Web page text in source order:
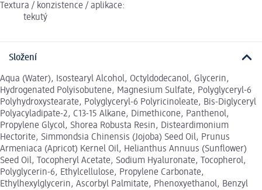
Textura / konzistence / aplikace:
tekutý
Složení
Aqua (Water), Isostearyl Alcohol, Octyldodecanol, Glycerin,
Hydrogenated Polyisobutene, Magnesium Sulfate, Polyglyceryl-6
Polyhydroxystearate, Polyglyceryl-6 Polyricinoleate, Bis-Diglyceryl
Polyacyladipate-2, C13-15 Alkane, Dimethicone, Panthenol,
Propylene Glycol, Shorea Robusta Resin, Disteardimonium
Hectorite, Simmondsia Chinensis (Jojoba) Seed Oil, Prunus
Armeniaca (Apricot) Kernel Oil, Helianthus Annuus (Sunflower)
Seed Oil, Tocopheryl Acetate, Sodium Hyaluronate, Tocopherol,
Polyglycerin-6, Ethylcellulose, Propylene Carbonate,
Ethylhexylglycerin, Ascorbyl Palmitate, Phenoxyethanol, Benzyl